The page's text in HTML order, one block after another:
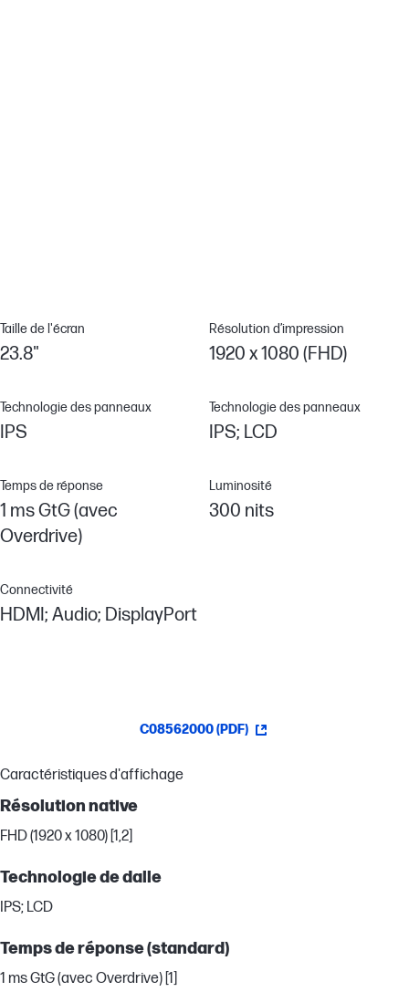
Taille de l'écran
23.8"
Résolution d’impression
1920 x 1080 (FHD)
Technologie des panneaux
IPS
Technologie des panneaux
IPS; LCD
Temps de réponse
1 ms GtG (avec
Overdrive)
Luminosité
300 nits
Connectivité
HDMI; Audio; DisplayPort
C08562000 (PDF)
Caractéristiques d'affichage
Résolution native
FHD (1920 x 1080) [1,2]
Technologie de dalle
IPS; LCD
Temps de réponse (standard)
1 ms GtG (avec Overdrive) [1]